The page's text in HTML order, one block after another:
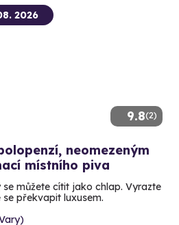
9.8(2)
2026
neomezeným
místního piva
můžete cítit jako chlap. Vyrazte
překvapit luxusem.